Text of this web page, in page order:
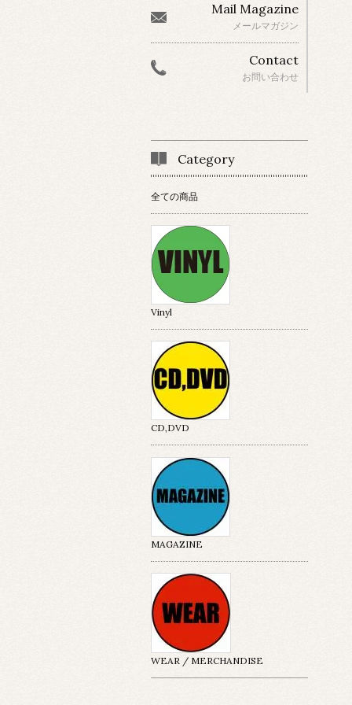
Mail Magazine
メールマガジン
Contact
お問い合わせ
Category
全ての商品
Vinyl
CD,DVD
MAGAZINE
WEAR / MERCHANDISE